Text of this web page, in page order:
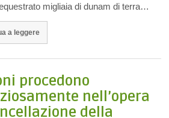
migliaia di dunam di terra…
a leggere
procedono
nell’opera
della